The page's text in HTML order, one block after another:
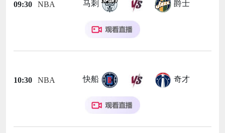
09:30 NBA 马刺 爵士
10:30 NBA 快船 奇才